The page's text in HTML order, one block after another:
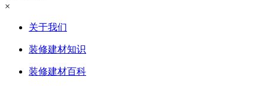
×
关于我们
装修建材知识
装修建材百科